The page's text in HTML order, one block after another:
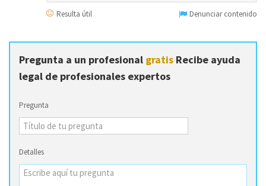
Resulta útil Denunciar contenido
Pregunta a un profesional gratis Recibe ayuda
legal de profesionales expertos
Pregunta
Detalles